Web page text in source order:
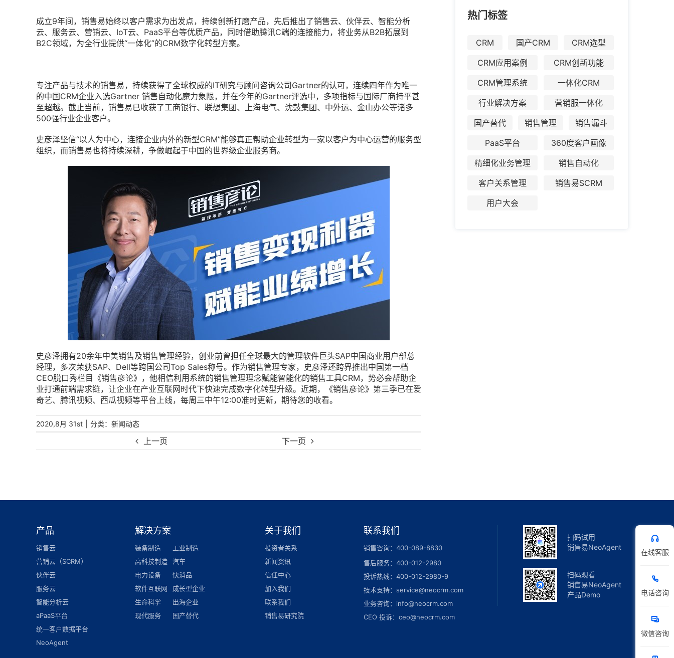
上一页 下一页
成立9年间，销售易始终以客户需求为出发点，持续创新打磨产品，先后推出了销售云、伙伴云、智能分析
云、服务云、营销云、IoT云、PaaS平台等优质产品，同时借助腾讯C端的连接能力，将业务从B2B拓展到
B2C领域，为全行业提供“一体化”的CRM数字化转型方案。
专注产品与技术的销售易，持续获得了全球权威的IT研究与顾问咨询公司Gartner的认可，连续四年作为唯一
的中国CRM企业入选Gartner 销售自动化魔力象限，并在今年的Gartner评选中，多项指标与国际厂商持平甚
至超越。截止当前，销售易已收获了工商银行、联想集团、上海电气、沈鼓集团、中外运、金山办公等诸多
500强行业企业客户。
史彦泽坚信“以人为中心，连接企业内外的新型CRM”能够真正帮助企业转型为一家以客户为中心运营的服务型
组织，而销售易也将持续深耕，争做崛起于中国的世界级企业服务商。
史彦泽拥有20余年中美销售及销售管理经验，创业前曾担任全球最大的管理软件巨头SAP中国商业用户部总
经理，多次荣获SAP、Dell等跨国公司Top Sales称号。作为销售管理专家，史彦泽还跨界推出中国第一档
CEO脱口秀栏目《销售彦论》，他相信利用系统的销售管理理念赋能智能化的销售工具CRM，势必会帮助企
业打通前端需求链，让企业在产业互联网时代下快速完成数字化转型升级。近期，《销售彦论》第三季已在爱
奇艺、腾讯视频、西瓜视频等平台上线，每周三中午12:00准时更新，期待您的收看。
2020,8月 31st 分类： 新闻动态
热门标签
CRM 国产CRM
CRM选型
CRM应用案例
CRM创新功能
CRM管理系统
一体化CRM
行业解决方案
营销服一体化
国产替代
销售管理
销售漏斗
PaaS平台
360度客户画像
精细化业务管理
销售自动化
客户关系管理
销售易SCRM
用户大会
产品
销售云
营销云（SCRM）
伙伴云
服务云
智能分析云
aPaaS平台
统一客户数据平台
NeoAgent
解决方案
装备制造
工业制造
高科技制造
汽车
电力设备
快消品
软件互联网
成长型企业
生命科学
出海企业
现代服务
国产替代
关于我们
投资者关系
新闻资讯
信任中心
加入我们
联系我们
销售易研究院
联系我们
销售咨询：400-089-8830
售后服务：400-012-2980
投诉热线：400-012-2980-9
技术支持：service@neocrm.com
业务咨询：info@neocrm.com
CEO 投诉：ceo@neocrm.com
扫码试用
销售易NeoAgent
扫码观看
销售易NeoAgent
产品Demo
在线客服
电话咨询
微信咨询